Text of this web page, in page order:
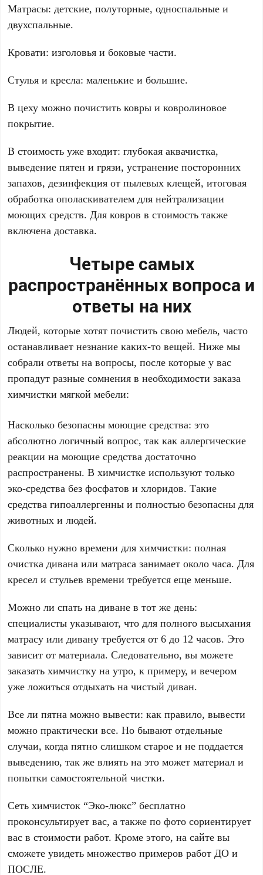
Матрасы: детские, полуторные, односпальные и
двухспальные.
Кровати: изголовья и боковые части.
Стулья и кресла: маленькие и большие.
В цеху можно почистить ковры и ковролиновое
покрытие.
В стоимость уже входит: глубокая аквачистка,
выведение пятен и грязи, устранение посторонних
запахов, дезинфекция от пылевых клещей, итоговая
обработка ополаскивателем для нейтрализации
моющих средств. Для ковров в стоимость также
включена доставка.
Четыре самых
распространённых вопроса и
ответы на них
Людей, которые хотят почистить свою мебель, часто
останавливает незнание каких-то вещей. Ниже мы
собрали ответы на вопросы, после которые у вас
пропадут разные сомнения в необходимости заказа
химчистки мягкой мебели:
Насколько безопасны моющие средства: это
абсолютно логичный вопрос, так как аллергические
реакции на моющие средства достаточно
распространены. В химчистке используют только
эко-средства без фосфатов и хлоридов. Такие
средства гипоаллергенны и полностью безопасны для
животных и людей.
Сколько нужно времени для химчистки: полная
очистка дивана или матраса занимает около часа. Для
кресел и стульев времени требуется еще меньше.
Можно ли спать на диване в тот же день:
специалисты указывают, что для полного высыхания
матрасу или дивану требуется от 6 до 12 часов. Это
зависит от материала. Следовательно, вы можете
заказать химчистку на утро, к примеру, и вечером
уже ложиться отдыхать на чистый диван.
Все ли пятна можно вывести: как правило, вывести
можно практически все. Но бывают отдельные
случаи, когда пятно слишком старое и не поддается
выведению, так же влиять на это может материал и
попытки самостоятельной чистки.
Сеть химчисток “Эко-люкс” бесплатно
проконсультирует вас, а также по фото сориентирует
вас в стоимости работ. Кроме этого, на сайте вы
сможете увидеть множество примеров работ ДО и
ПОСЛЕ.